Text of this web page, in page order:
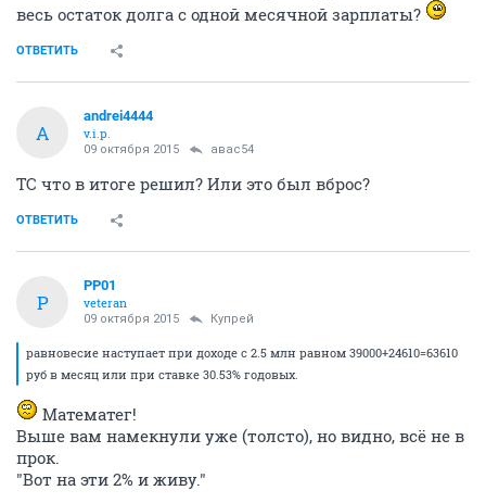
весь остаток долга с одной месячной зарплаты?
ОТВЕТИТЬ
A
andrei4444
v.i.p.
09 октября 2015 авас54
ТС что в итоге решил? Или это был вброс?
ОТВЕТИТЬ
P
PP01
veteran
09 октября 2015 Купрей
равновесие наступает при доходе с 2.5 млн равном 39000+24610=63610
руб в месяц или при ставке 30.53% годовых.
Математег!
Выше вам намекнули уже (толсто), но видно, всё не в
прок.
"Вот на эти 2% и живу."